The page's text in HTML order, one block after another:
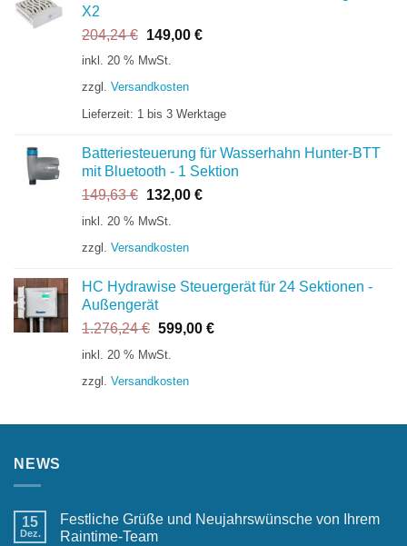
X2
204,24€ Ursprünglicher
Preis
204,24 €
149,00 €Aktueller
inkl. 20 % MwSt.
zzgl. Versandkosten
Lieferzeit: 1 bis 3 Werktage
Batteriesteuerung für Wasserhahn Hunter-BTT
mit Bluetooth - 1 Sektion
149,63€ Ursprünglicher
Preis
149,63 €
132,00 €Aktueller
inkl. 20 % MwSt.
zzgl. Versandkosten
HC Hydrawise Steuergerät für 24 Sektionen -
Außengerät
1.276,24€ Ursprünglicher
Preis
1.276,24 €
599,00 €Aktueller
inkl. 20 % MwSt.
zzgl. Versandkosten
NEWS
15
Dez.
Festliche Grüße und Neujahrswünsche von Ihrem
Raintime-Team